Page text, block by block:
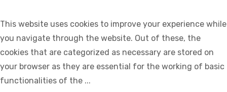
This website uses cookies to improve your experience while
you navigate through the website. Out of these, the
cookies that are categorized as necessary are stored on
your browser as they are essential for the working of basic
functionalities of the ...